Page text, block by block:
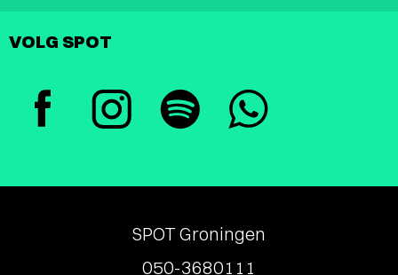
VOLG SPOT
SPOT Groningen
050-3680111